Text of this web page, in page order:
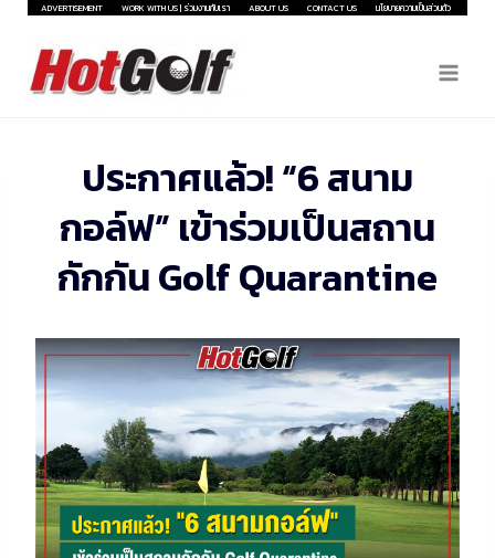
Skip
content
ADVERTISEMENT WORK WITH US | ร่วมงานกับเรา ABOUT US CONTACT US นโยบายความเป็นส่วนตัว
ประกาศแล้ว! “6 สนาม
กอล์ฟ” เข้าร่วมเป็นสถาน
กักกัน Golf Quarantine